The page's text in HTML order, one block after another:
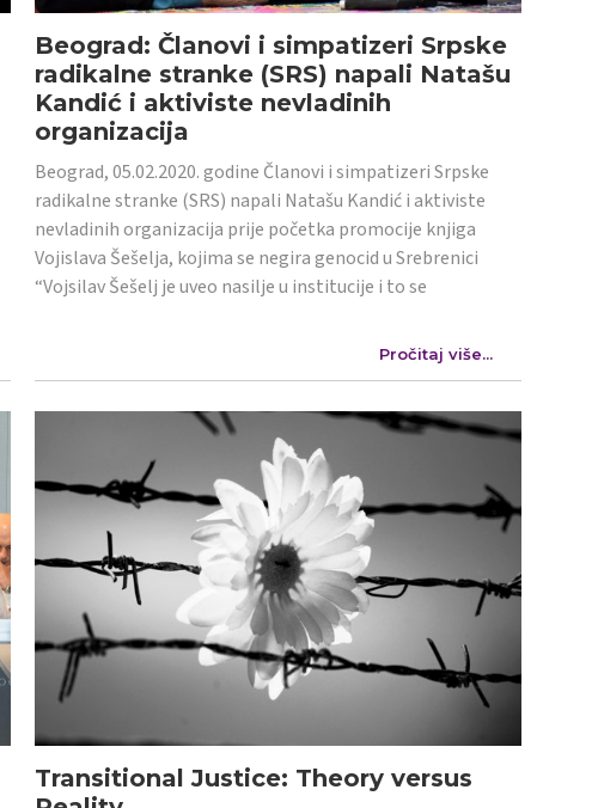
Beograd: Članovi i simpatizeri Srpske
radikalne stranke (SRS) napali Natašu
Kandić i aktiviste nevladinih
organizacija
Beograd, 05.02.2020. godine Članovi i simpatizeri Srpske
radikalne stranke (SRS) napali Natašu Kandić i aktiviste
nevladinih organizacija prije početka promocije knjiga
Vojislava Šešelja, kojima se negira genocid u Srebrenici
“Vojsilav Šešelj je uveo nasilje u institucije i to se
Pročitaj više...
Transitional Justice: Theory versus